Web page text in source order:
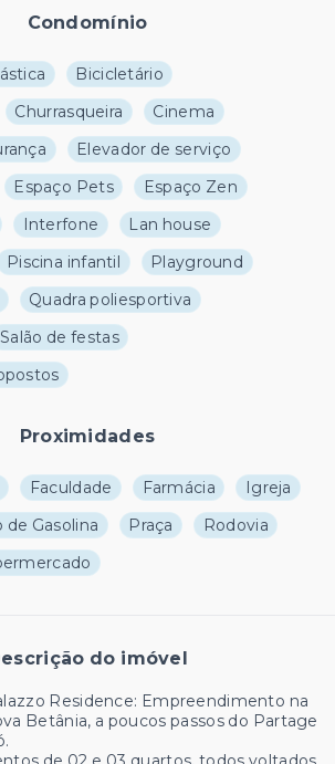
Condomínio
Bicicletário
Churrasqueira
Cinema
Elevador de serviço
Espaço Pets
Espaço Zen
Interfone
Lan house
Piscina infantil
Playground
Quadra poliesportiva
Salão de festas
Proximidades
Faculdade Farmácia
Igreja
de Gasolina Praça
Rodovia
do imóvel
Residence: Empreendimento na
Betânia, a poucos passos do Partage